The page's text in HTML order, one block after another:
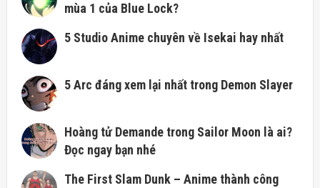
mùa 1 của Blue Lock?
5 Studio Anime chuyên về Isekai hay nhất
5 Arc đáng xem lại nhất trong Demon Slayer
Hoàng tử Demande trong Sailor Moon là ai?
Đọc ngay bạn nhé
The First Slam Dunk – Anime thành công